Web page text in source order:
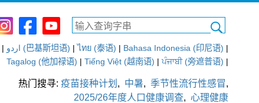
| اردو (巴基斯坦语) |ไทย (泰语) | Bahasa Indonesia (印尼语) |
Tagalog (他加禄语) | Tiếng Việt (越南语) |ਪੰਜਾਬੀ (旁遮普语) |
热门搜寻: 疫苗接种计划 , 中暑, 季节性流行性感冒,
2025/26年度人口健康调查, 心理健康